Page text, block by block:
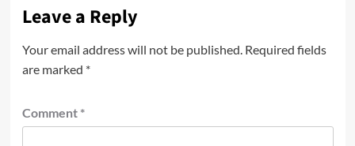
Leave a Reply
Your email address will not be published. Required fields
are marked *
Comment *